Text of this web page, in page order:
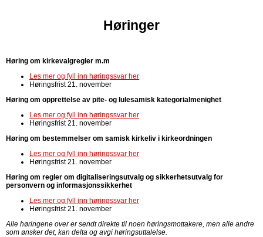
Høringer
Høring om kirkevalgregler m.m
Les mer og fyll inn høringssvar her
Høringsfrist 21. november
Høring om opprettelse av pite- og lulesamisk kategorialmenighet
Les mer og fyll inn høringssvar her
Høringsfrist 21. november
Høring om bestemmelser om samisk kirkeliv i kirkeordningen
Les mer og fyll inn høringssvar her
Høringsfrist 21. november
Høring om regler om digitaliseringsutvalg og sikkerhetsutvalg for
personvern og informasjonssikkerhet
Les mer og fyll inn høringssvar her
Høringsfrist 21. november
Alle høringene over er sendt direkte til noen høringsmottakere, men alle andre
som ønsker det, kan delta og avgi høringsuttalelse.